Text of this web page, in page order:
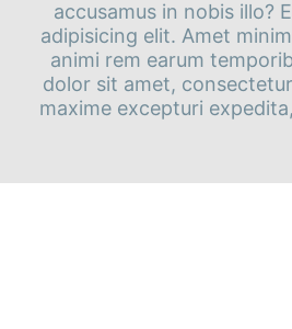
accusamus in nobis illo?
adipisicing elit. Amet
animi rem earum
dolor sit amet,
maxime excepturi